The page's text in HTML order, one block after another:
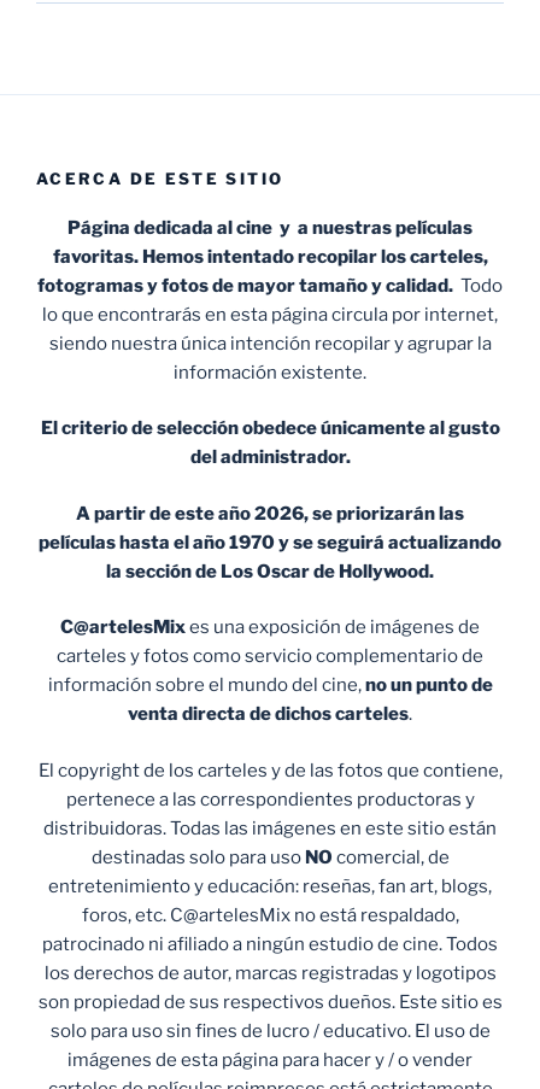
ACERCA DE ESTE SITIO
Página dedicada al cine y a nuestras películas
favoritas. Hemos intentado recopilar los carteles,
fotogramas y fotos de mayor tamaño y calidad. Todo
lo que encontrarás en esta página circula por internet,
siendo nuestra única intención recopilar y agrupar la
información existente.
El criterio de selección obedece únicamente al gusto
del administrador.
A partir de este año 2026, se priorizarán las
películas hasta el año 1970 y se seguirá actualizando
la sección de Los Oscar de Hollywood.
C@artelesMixes una exposición de imágenes de
carteles y fotos como servicio complementario de
información sobre el mundo del cine,no un punto de
venta directa de dichos carteles.
El copyright de los carteles y de las fotos que contiene,
pertenece a las correspondientes productoras y
distribuidoras. Todas las imágenes en este sitio están
destinadas solo para uso NO comercial, de
entretenimiento y educación: reseñas, fan art, blogs,
foros, etc. C@artelesMix no está respaldado,
patrocinado ni afiliado a ningún estudio de cine. Todos
los derechos de autor, marcas registradas y logotipos
son propiedad de sus respectivos dueños. Este sitio es
solo para uso sin fines de lucro / educativo. El uso de
imágenes de esta página para hacer y / o vender